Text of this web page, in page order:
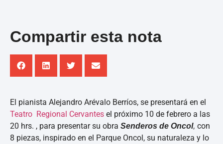
Compartir esta nota
El pianista Alejandro Arévalo Berríos, se presentará en el
Teatro Regional Cervantes el próximo 10 de febrero a las
20 hrs. , para presentar su obra Senderos de Oncol, con
8 piezas, inspirado en el Parque Oncol, su naturaleza y lo